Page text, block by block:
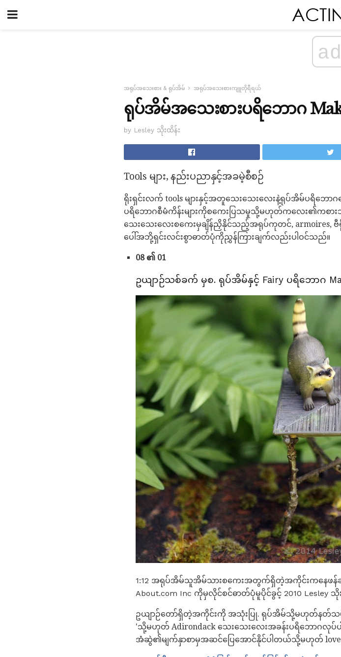
ad
အရုပ်အသေးစား & ရုပ်အိမ် အရုပ်အသေးစားကျူတိုရီရယ်
ရုပ်အိမ်အသေးစားပရိဘောဂ
by Lesley သိုးထိန်း
Tools များ, နည်းပညာနှင့်အခမဲ့စီစဉ်
ရိုးရှင်းလက် tools များနှင့်အတူသေးသေးလေးနဲ့ရုပ်အိမ်ပရိဘေ
ပရိဘောဂစီမံကိန်းများကိုစကေးပြသမှုသို့မဟုတ်ကလေး၏ကစာ
သေးသေးလေးစကေးမှချိန်ညှိနိုင်သည့်အရုပ်ကုတင်, armoires, ဗီရို,
ပေါ်အဘို့ရှင်းလင်းစွာဓာတ်ပုံကိုညွှန်ကြားချက်လည်းပါဝင်သည်။
08 ၏ 01
ဥယျာဉ်သစ်ခက် မှစ. ရုပ်အိမ်နှင့် Fairy ပရိဘောဂ
1:12 အရုပ်အိမ်သူအိမ်သားစကေးအတွက်ရှိတဲ့အကိုင်းကနေဖန်ဆင်
About.com Inc ကိုမှလိုင်စင်ဓာတ်ပုံမူပိုင်ခွင့် 2010 Lesley သို
ဥယျာဉ်တော်ရှိတဲ့အကိုင်းကို အသုံးပြု. ရုပ်အိမ်သို့မဟုတ်နတ်သမီးပုံ
'သို့မဟုတ် Adirondack သေးသေးလေးအခန်းပရိဘောဂလုပ်
အံဆွဲ၏မျက်နှာစာမှအဆင်ပြေအောင်နိုင်ပါတယ်သို့မဟုတ်